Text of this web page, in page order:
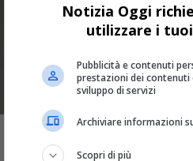
Notizia Oggi
utilizzare i
Pubblicità e contenuti
prestazioni dei contenuti
sviluppo di servizi
Archiviare informazioni
Scopri di più